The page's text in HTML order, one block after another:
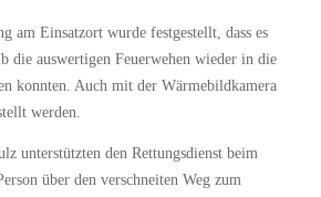
am Einsatzort wurde festgestellt, dass es
die auswertigen Feuerwehen wieder in die
konnten. Auch mit der Wärmebildkamera
werden.
unterstützten den Rettungsdienst beim
über den verschneiten Weg zum